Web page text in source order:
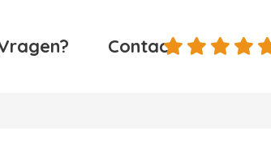
Contact